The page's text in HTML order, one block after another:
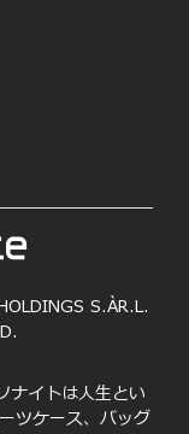
S.ÀR.L.
ナイトは人生とい
ツケース、バッグ